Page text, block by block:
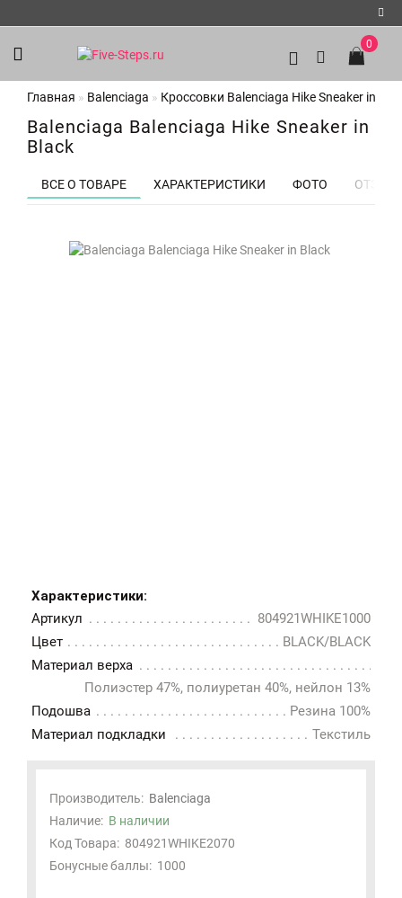
Регистрация
Авторизация
0
Главная Balenciaga Кроссовки Balenciaga Hike Sneaker in
Balenciaga Balenciaga Hike Sneaker in
Black
ВСЕ О ТОВАРЕ ХАРАКТЕРИСТИКИ ФОТО
Характеристики:
Артикул
804921WHIKE1000
Цвет
BLACK/BLACK
Материал верха
Полиэстер 47%, полиуретан 40%, нейлон 13%
Подошва
Резина 100%
Материал подкладки
Текстиль
Производитель: Balenciaga
Наличие: В наличии
Код Товара: 804921WHIKE2070
Бонусные баллы: 1000